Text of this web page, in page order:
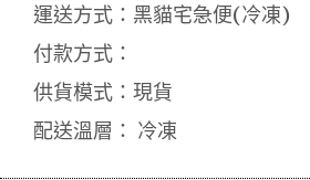
運送方式：黑貓宅急便(冷凍)
付款方式：
供貨模式：現貨
配送溫層： 冷凍